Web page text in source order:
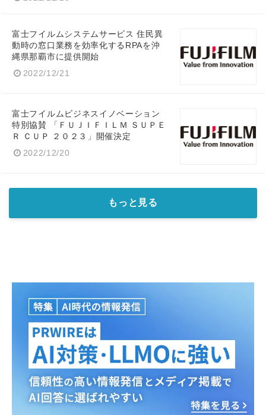
富士フイルムシステムサービス 住民異
動時の窓口業務を効率化するRPAを沖
縄県那覇市に提供開始
2022/12/21
富士フイルムビジネスイノベーション
特別協賛 「ＦＵＪＩＦＩＬＭ ＳＵＰＥ
Ｒ ＣＵＰ ２０２３」開催決定
2022/12/20
もっと見る